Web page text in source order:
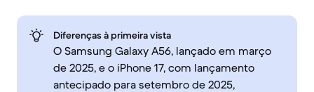
Diferenças à primeira vista
O Samsung Galaxy A56, lançado em março
de 2025, e o iPhone 17, com lançamento
antecipado para setembro de 2025,